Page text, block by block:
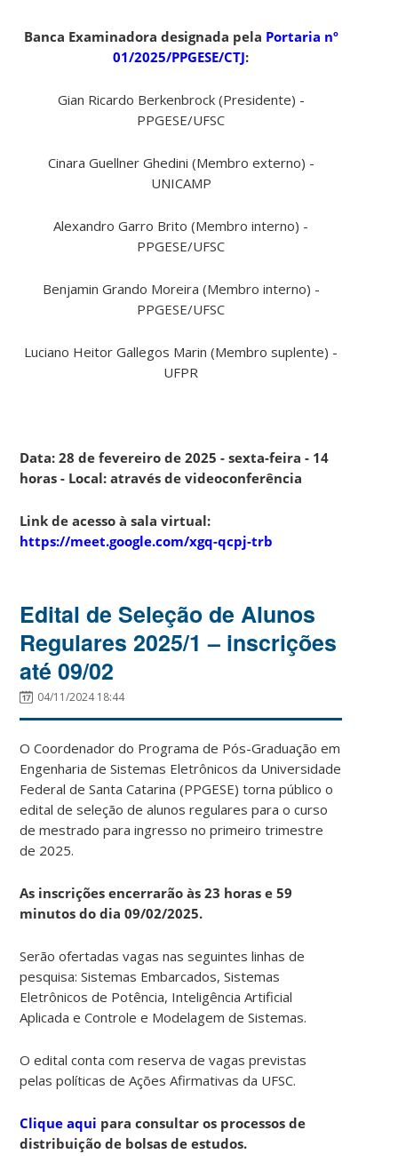
Banca Examinadora designada pela Portaria nº
01/2025/PPGESE/CTJ:
Gian Ricardo Berkenbrock (Presidente) -
PPGESE/UFSC
Cinara Guellner Ghedini (Membro externo) -
UNICAMP
Alexandro Garro Brito (Membro interno) -
PPGESE/UFSC
Benjamin Grando Moreira (Membro interno) -
PPGESE/UFSC
Luciano Heitor Gallegos Marin (Membro suplente) -
UFPR
Data: 28 de fevereiro de 2025 - sexta-feira - 14
horas - Local: através de videoconferência
Link de acesso à sala virtual:
https://meet.google.com/xgq-qcpj-trb
Edital de Seleção de Alunos
Regulares 2025/1 – inscrições
até 09/02
04/11/2024 18:44
O Coordenador do Programa de Pós-Graduação em
Engenharia de Sistemas Eletrônicos da Universidade
Federal de Santa Catarina (PPGESE) torna público o
edital de seleção de alunos regulares para o curso
de mestrado para ingresso no primeiro trimestre
de 2025.
As inscrições encerrarão às 23 horas e 59
minutos do dia 09/02/2025.
Serão ofertadas vagas nas seguintes linhas de
pesquisa: Sistemas Embarcados, Sistemas
Eletrônicos de Potência, Inteligência Artificial
Aplicada e Controle e Modelagem de Sistemas.
O edital conta com reserva de vagas previstas
pelas políticas de Ações Afirmativas da UFSC.
Clique aqui para consultar os processos de
distribuição de bolsas de estudos.